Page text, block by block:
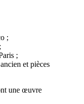
;
;
et pièces
une œuvre